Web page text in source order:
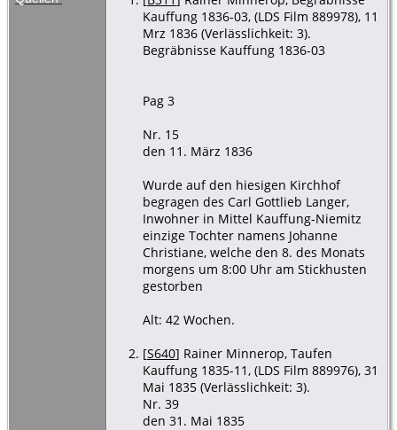
Kauffung,
Kreis
Goldberg,
Schlesien
Kauffung 1836-03, (LDS Film 889978), 11
Mrz 1836 (Verlässlichkeit: 3).
Begräbnisse Kauffung 1836-03
Pag 3
Nr. 15
den 11. März 1836
Wurde auf den hiesigen Kirchhof
begragen des Carl Gottlieb Langer,
Inwohner in Mittel Kauffung-Niemitz
einzige Tochter namens Johanne
Christiane, welche den 8. des Monats
morgens um 8:00 Uhr am Stickhusten
gestorben
Alt: 42 Wochen.
[S640] Rainer Minnerop, Taufen
Kauffung 1835-11, (LDS Film 889976), 31
Mai 1835 (Verlässlichkeit: 3).
Nr. 39
den 31. Mai 1835